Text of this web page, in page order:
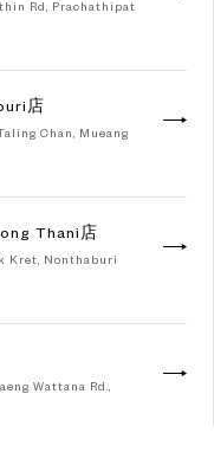
Rd, Prachathipat
店
Chan, Mueang
Thani店
Kret, Nonthaburi
Wattana Rd.,